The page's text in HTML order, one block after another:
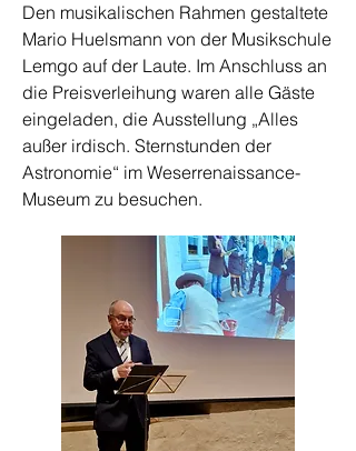
Den musikalischen Rahmen gestaltete
Mario Huelsmann von der Musikschule
Lemgo auf der Laute. Im Anschluss an
die Preisverleihung waren alle Gäste
eingeladen, die Ausstellung „Alles
außer irdisch. Sternstunden der
Astronomie“ im Weserrenaissance-
Museum zu besuchen.